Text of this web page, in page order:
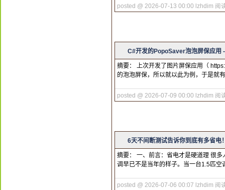
posted @ 2026-07-13 00:00 lzhdim 阅
C#开发的PopoSaver泡泡屏保应用
摘要： 上次开发了图片屏保应用（
的泡泡屏保，所以就以此为例，于是就
posted @ 2026-07-09 00:00 lzhdim 阅
6天不间断测试告诉你到底有多省电
摘要： 一、前言：省电才是硬道理 很
调早已不是当年的样子。当一台1.5匹
posted @ 2026-07-06 00:07 lzhdim 阅